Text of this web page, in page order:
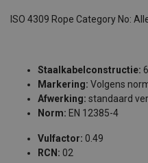
ISO 4309 Rope Category No:
Staalkabelconstructie:
Markering: Volgens
Afwerking: standaard
Norm: EN 12385-4
Vulfactor: 0.49
RCN: 02